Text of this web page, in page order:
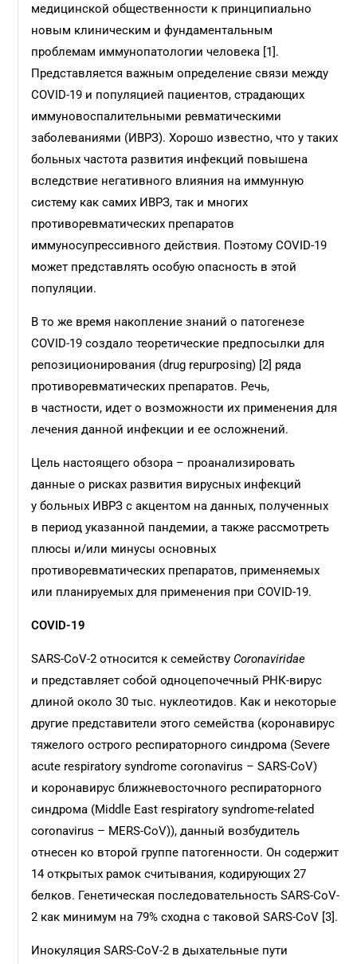
медицинской общественности к принципиально
новым клиническим и фундаментальным
проблемам иммунопатологии человека [1].
Представляется важным определение связи между
COVID-19 и популяцией пациентов, страдающих
иммуновоспалительными ревматическими
заболеваниями (ИВРЗ). Хорошо известно, что у таких
больных частота развития инфекций повышена
вследствие негативного влияния на иммунную
систему как самих ИВРЗ, так и многих
противоревматических препаратов
иммуносупрессивного действия. Поэтому COVID-19
может представлять особую опасность в этой
популяции.
В то же время накопление знаний о патогенезе
COVID-19 создало теоретические предпосылки для
репозиционирования (drug repurposing) [2] ряда
противоревматических препаратов. Речь,
в частности, идет о возможности их применения для
лечения данной инфекции и ее осложнений.
Цель настоящего обзора – проанализировать
данные о рисках развития вирусных инфекций
у больных ИВРЗ с акцентом на данных, полученных
в период указанной пандемии, а также рассмотреть
плюсы и/или минусы основных
противоревматических препаратов, применяемых
или планируемых для применения при COVID-19.
COVID-19
SARS-CoV-2 относится к семейству Coronaviridae
и представляет собой одноцепочечный РНК-вирус
длиной около 30 тыс. нуклеотидов. Как и некоторые
другие представители этого семейства (коронавирус
тяжелого острого респираторного синдрома (Severe
acute respiratory syndrome coronavirus – SARS-CoV)
и коронавирус ближневосточного респираторного
синдрома (Middle East respiratory syndrome-related
coronavirus – MERS-CoV)), данный возбудитель
отнесен ко второй группе патогенности. Он содержит
14 открытых рамок считывания, кодирующих 27
белков. Генетическая последовательность SARS-CoV-
2 как минимум на 79% сходна с таковой SARS-CoV [3].
Инокуляция SARS-CoV-2 в дыхательные пути